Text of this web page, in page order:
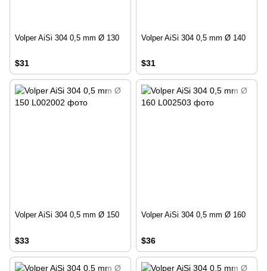
Volper AiSi 304 0,5 mm Ø 130
$31
Volper AiSi 304 0,5 mm Ø 140
$31
Volper AiSi 304 0,5 mm Ø 150
$33
Volper AiSi 304 0,5 mm Ø 160
$36